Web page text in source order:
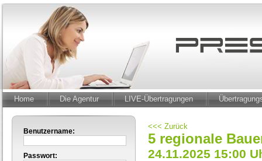
Home Die Agentur LIVE-Übertragungen
Benutzername:
Passwort:
<<< Zurück
5 regionale
24.11.2025 15:00